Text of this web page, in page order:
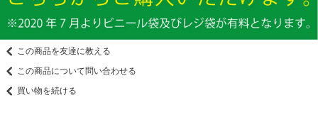
この商品を友達に教える
この商品について問い合わせる
買い物を続ける